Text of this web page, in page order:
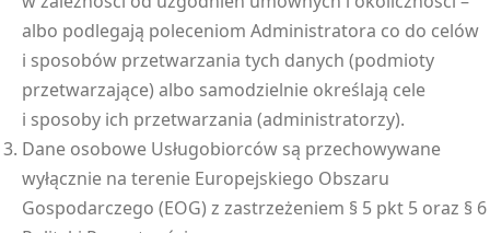
albo podlegają poleceniom Administratora co do celów
i sposobów przetwarzania tych danych (podmioty
przetwarzające) albo samodzielnie określają cele
i sposoby ich przetwarzania (administratorzy).
Dane osobowe Usługobiorców są przechowywane
wyłącznie na terenie Europejskiego Obszaru
Gospodarczego (EOG) z zastrzeżeniem § 5 pkt 5 oraz § 6